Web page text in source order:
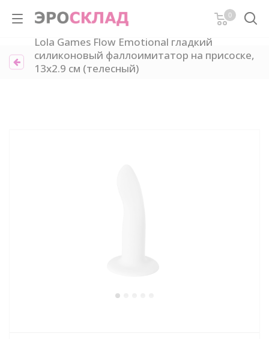
0
Lola Games Flow Emotional гладкий
силиконовый фаллоимитатор на присоске,
13х2.9 см (телесный)